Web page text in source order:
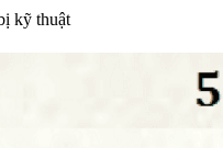
kỹ thuật